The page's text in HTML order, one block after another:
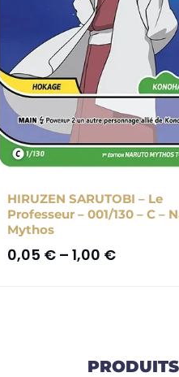
HIRUZEN SARUTOBI – Le
Professeur – 001/130 – C –
Mythos
0,05 €– 1,00 €